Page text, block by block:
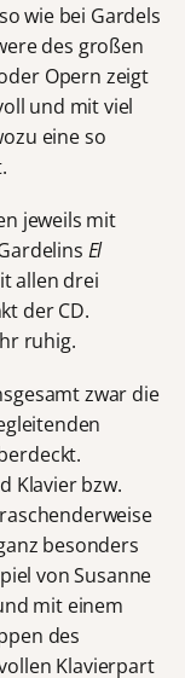
wie bei Gardels
des großen
Opern zeigt
und mit viel
eine so
jeweils mit
El
allen drei
der CD.
ruhig.
zwar die
Klavier bzw.
besonders
von Susanne
mit einem
des
Klavierpart